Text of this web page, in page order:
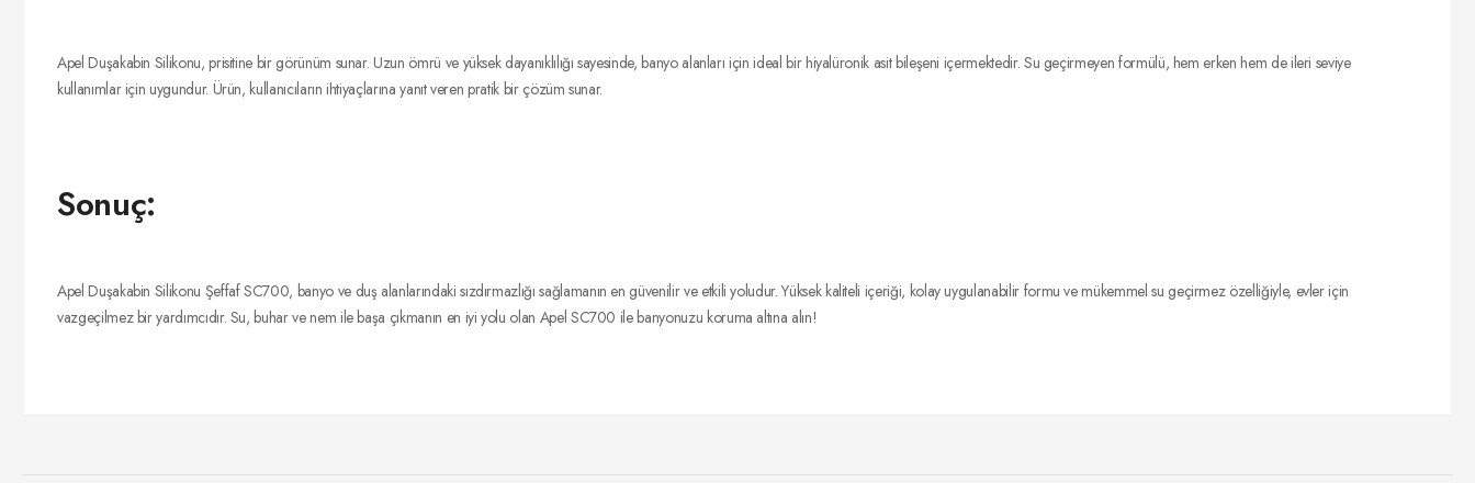
Apel Duşakabin Silikonu, prisitine bir görünüm sunar. Uzun ömrü ve yüksek dayanıklılığı sayesinde, banyo alanları için ideal bir hiyalüronik asit bileşeni içermektedir. Su geçirmeyen formülü, hem erken hem de ileri seviye
kullanımlar için uygundur. Ürün, kullanıcıların ihtiyaçlarına yanıt veren pratik bir çözüm sunar.
Sonuç:
Apel Duşakabin Silikonu Şeffaf SC700, banyo ve duş alanlarındaki sızdırmazlığı sağlamanın en güvenilir ve etkili yoludur. Yüksek kaliteli içeriği, kolay uygulanabilir formu ve mükemmel su geçirmez özelliğiyle, evler için
vazgeçilmez bir yardımcıdır. Su, buhar ve nem ile başa çıkmanın en iyi yolu olan Apel SC700 ile banyonuzu koruma altına alın!